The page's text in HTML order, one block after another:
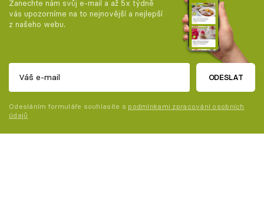
Zanechte nám svůj e-mail a až 5x týdně
vás upozorníme na to nejnovější a nejlepší
z našeho webu.
ODESLAT
Odesláním formuláře souhlasíte s podmínkami zpracování osobních
údajů